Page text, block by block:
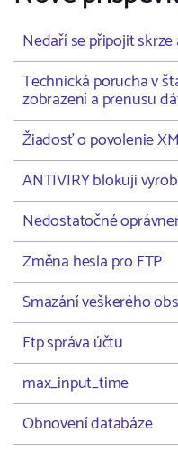
Nedaří se připojit
Technická porucha v
zobrazení a prenusu
Žiadosť o povolenie
ANTIVIRY blokuji
Nedostatočné
Změna hesla pro FTP
Smazání veškerého
Ftp správa účtu
max_input_time
Obnovení databáze